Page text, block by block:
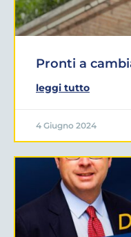
Pronti a
leggi tutto
4 Giugno 2024